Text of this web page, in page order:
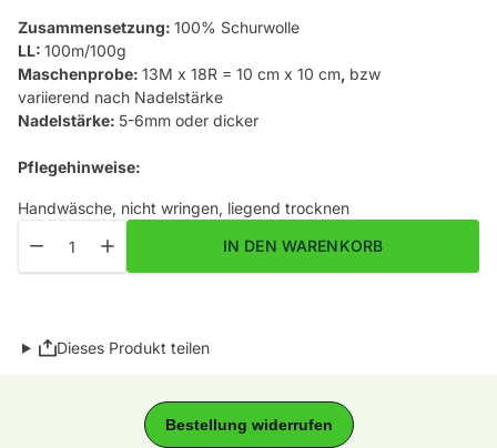
Zusammensetzung: 100% Schurwolle
LL: 100m/100g
Maschenprobe: 13M x 18R = 10 cm x 10 cm, bzw
variierend nach Nadelstärke
Nadelstärke: 5-6mm oder dicker
Pflegehinweise:
Handwäsche, nicht wringen, liegend trocknen
Menge für Naturwolle Fb. 192 Schäfer verringern
Menge für Naturwolle Fb. 192 Schäfer erhöhen
IN DEN WARENKORB
Dieses Produkt teilen